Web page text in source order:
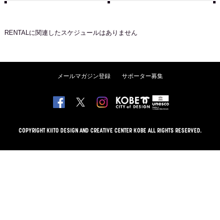
RENTAL に関連したスケジュールはありません
メールマガジン登録 サポーター募集
COPYRIGHT KIITO DESIGN AND CREATIVE CENTER KOBE ALL RIGHTS RESERVED.